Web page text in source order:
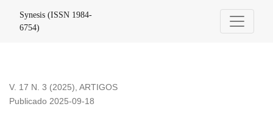
Synesis (ISSN 1984-
6754)
V. 17 N. 3 (2025), ARTIGOS
Publicado 2025-09-18